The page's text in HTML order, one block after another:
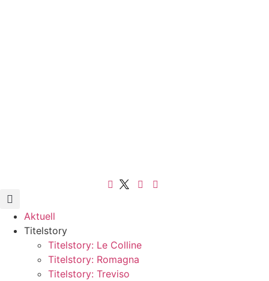
Aktuell
Titelstory
Titelstory: Le Colline
Titelstory: Romagna
Titelstory: Treviso